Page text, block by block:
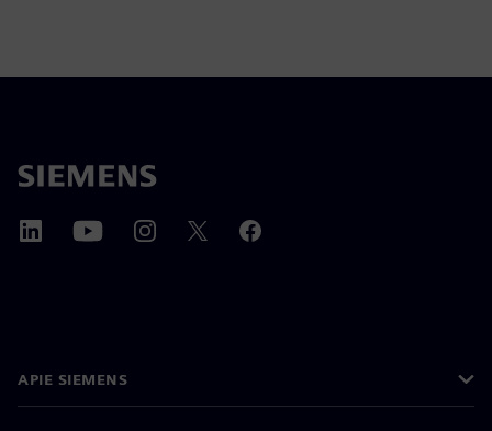
APIE SIEMENS